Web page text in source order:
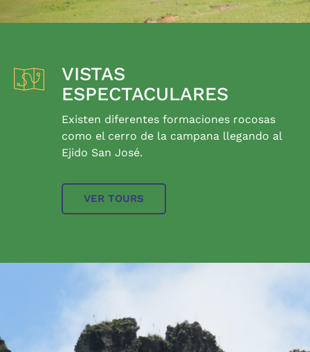
VISTAS
ESPECTACULARES
Existen diferentes formaciones rocosas
como el cerro de la campana llegando al
Ejido San José.
VER TOURS